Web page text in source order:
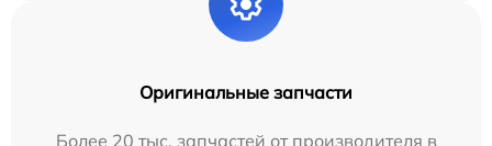
Оригинальные запчасти
Более 20 тыс. запчастей от производителя в